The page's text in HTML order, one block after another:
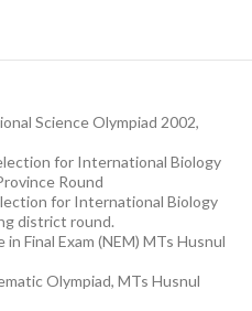
Science Olympiad 2002,
for International Biology
Round
for International Biology
district round.
Final Exam (NEM) MTs Husnul
Olympiad, MTs Husnul